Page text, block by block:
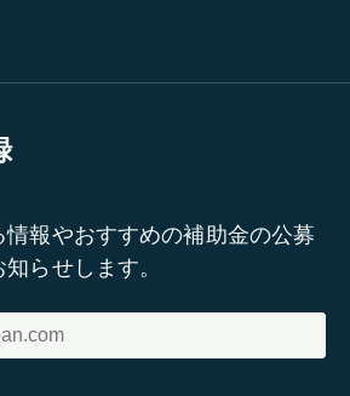
報やおすすめの補助金の公募
らせします。